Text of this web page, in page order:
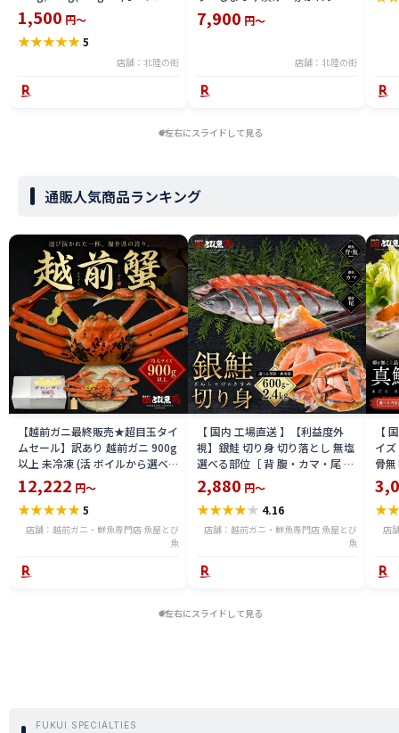
つ ノドグロ 国産 高級魚 珍味 業
務用 アカムツ チャック付き袋 送
料無料 美味 福井 海鮮 父の日
1,500 円～
★★★★★5
店舗：北陸の街
前かれい 福井県 越前産
7,900 円～
店舗：北陸の街
左右にスライドして見る
通販人気商品ランキング
【越前ガニ最終販売★超目玉タイ
ムセール】訳あり 越前ガニ 900g
以上 未冷凍 (活 ボイルから選べ
る) 福井県産 国産 産地直送 脚折
れ 訳ありカニ 越前がに ズワイガ
ニ 越前 かに 送料無料 etz-900w
12,222 円～
★★★★★5
店舗：越前ガニ・鮮魚専門店 魚屋とび
魚
【 国内 工場直送 】【利益度外
視】銀鮭 切り身 切り落とし 無塩
選べる部位［ 背 腹・カマ・尾 ］
600g〜2.4kg 骨取り・骨無し 骨
あり 切り落とし 骨取り・骨無し
切身 ses2301-12ka
2,880 円～
★★★★★ 4.16
店舗：越前ガニ・鮮魚専門店 魚屋とび
魚
【
イ
骨
(真
ライ
★
店
左右にスライドして見る
FUKUI SPECIALTIES